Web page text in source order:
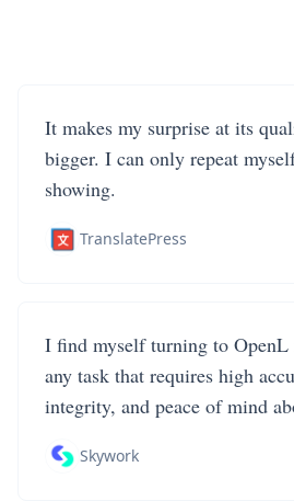
It makes my surprise at its
bigger. I can only repeat
showing.
TranslatePress
I find myself turning to OpenL
any task that requires high
integrity, and peace of mind
Skywork